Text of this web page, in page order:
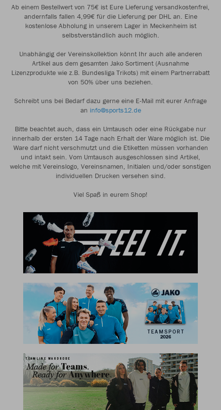
Ab einem Bestellwert von 75€ ist Eure Lieferung versandkostenfrei,
andernfalls fallen 4,99€ für die Lieferung per DHL an. Eine
kostenlose Abholung in unserem Lager in Meckenheim ist
selbstverständlich auch möglich.
Unabhängig der Vereinskollektion könnt Ihr auch alle anderen
Artikel aus dem gesamten Jako Sortiment (Ausnahme
Lizenzprodukte wie z.B. Bundesliga Trikots) mit einem Partnerrabatt
von 50% über uns beziehen.
Schreibt uns bei Bedarf dazu gerne eine E-Mail mit eurer Anfrage
an info@sports12.de
Bitte beachtet auch, dass ein Umtausch oder eine Rückgabe nur
innerhalb der ersten 14 Tage nach Erhalt der Ware möglich ist. Die
Ware darf nicht verschmutzt und die Etiketten müssen vorhanden
und intakt sein. Vom Umtausch ausgeschlossen sind Artikel,
welche mit Vereinslogo, Vereinsnamen, Initialen und/oder sonstigen
individuellen Drucken versehen sind.
Viel Spaß in eurem Shop!